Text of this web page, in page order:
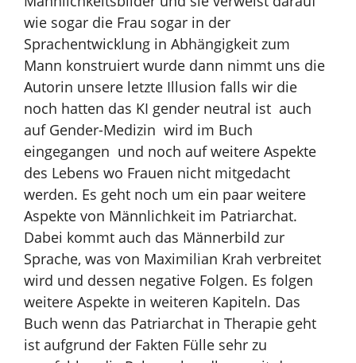
wie sogar die Frau sogar in der
Sprachentwicklung in Abhängigkeit zum
Mann konstruiert wurde dann nimmt uns die
Autorin unsere letzte Illusion falls wir die
noch hatten das KI gender neutral ist auch
auf Gender-Medizin wird im Buch
eingegangen und noch auf weitere Aspekte
des Lebens wo Frauen nicht mitgedacht
werden. Es geht noch um ein paar weitere
Aspekte von Männlichkeit im Patriarchat.
Dabei kommt auch das Männerbild zur
Sprache, was von Maximilian Krah verbreitet
wird und dessen negative Folgen. Es folgen
weitere Aspekte in weiteren Kapiteln. Das
Buch wenn das Patriarchat in Therapie geht
ist aufgrund der Fakten Fülle sehr zu